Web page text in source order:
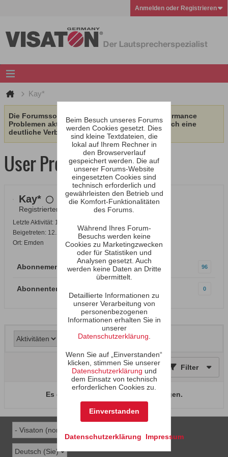
Anmelden oder Registrieren
Kay*
Die Forumssoftware wurde aufgrund von Performance
Problemen aktualisiert. Wir erhoffen uns dadurch eine
deutliche Verbesserung.
User Profile
Kay*
Registrierter Benutzer
Letzte Aktivität: 17.01.2026, 02:39
Beigetreten: 12.11.2002
Ort: Emden
Abonnements 96
Abonnenten 0
Filter
Es gibt keine Aktivitäten zum Anzeigen.
Beim Besuch unseres Forums
werden Cookies gesetzt. Dies
sind kleine Textdateien, die
lokal auf Ihrem Rechner in
den Browserverlauf
gespeichert werden. Die auf
unserer Forums-Website
eingesetzten Cookies sind
technisch erforderlich und
gewährleisten den Betrieb und
die Komfort-Funktionalitäten
des Forums.
Während Ihres Forum-
Besuchs werden keine
Cookies zu Marketingzwecken
oder für Statistiken und
Analysen gesetzt. Auch
werden keine Daten an Dritte
übermittelt.
Detaillierte Informationen zu
unserer Verarbeitung von
personenbezogenen
Informationen erhalten Sie in
unserer
Datenschutzerklärung
Wenn Sie auf „Einverstanden“
klicken, stimmen Sie unserer
Datenschutzerklärung und
dem Einsatz von technisch
erforderlichen Cookies zu.
Datenschutzerklärung Impressum
Einverstanden